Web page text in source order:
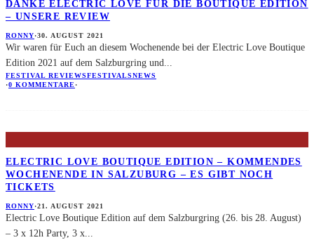
DANKE ELECTRIC LOVE FÜR DIE BOUTIQUE EDITION
– UNSERE REVIEW
RONNY·30. AUGUST 2021
Wir waren für Euch an diesem Wochenende bei der Electric Love Boutique
Edition 2021 auf dem Salzburgring und...
FESTIVAL REVIEWSFESTIVALSNEWS
·0 KOMMENTARE·
ELECTRIC LOVE BOUTIQUE EDITION – KOMMENDES
WOCHENENDE IN SALZUBURG – ES GIBT NOCH
TICKETS
RONNY·21. AUGUST 2021
Electric Love Boutique Edition auf dem Salzburgring (26. bis 28. August)
– 3 x 12h Party, 3 x...